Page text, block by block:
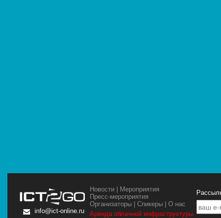
info@ict-online.ru
Новости
Мероприятия
Пресс-мероприятия
Организаторы |Спикеры |О нас
Аренда облачной инфраструктуры